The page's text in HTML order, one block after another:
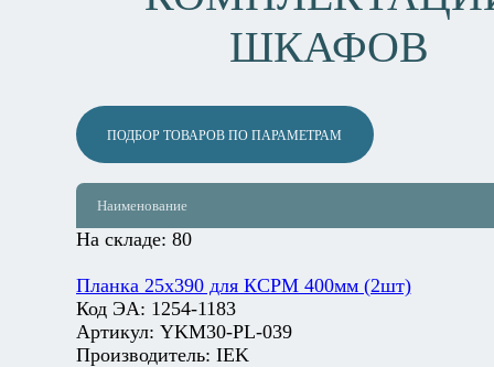
ШКАФОВ
ПОДБОР ТОВАРОВ ПО ПАРАМЕТРАМ
Наименование
На складе: 80
Планка 25х390 для КСРМ 400мм (2шт)
Код ЭА: 1254-1183
Артикул: YKM30-PL-039
Производитель: IEK